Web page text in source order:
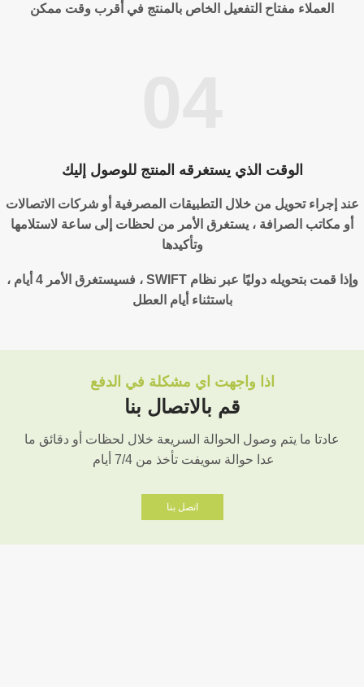
العملاء مفتاح التفعيل الخاص بالمنتج في أقرب وقت ممكن
الوقت الذي يستغرقه المنتج للوصول إليك
عند إجراء تحويل من خلال التطبيقات المصرفية أو شركات الاتصالات
أو مكاتب الصرافة ، يستغرق الأمر من لحظات إلى ساعة لاستلامها
وتأكيدها
وإذا قمت بتحويله دوليًا عبر نظام SWIFT ، فسيستغرق الأمر 4 أيام ،
باستثناء أيام العطل
اذا واجهت اي مشكلة في الدفع
قم بالاتصال بنا
عادتا ما يتم وصول الحوالة السريعة خلال لحظات أو دقائق ما
عدا حوالة سويفت تأخذ من 7/4 أيام
اتصل بنا